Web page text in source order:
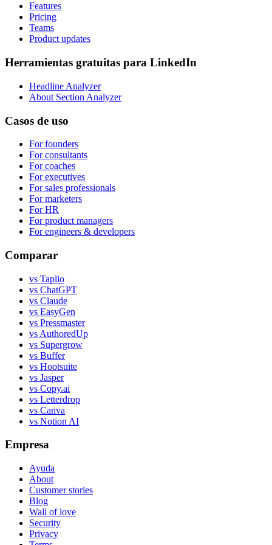
Features
Pricing
Teams
Product updates
Herramientas gratuitas para LinkedIn
Headline Analyzer
About Section Analyzer
Casos de uso
For founders
For consultants
For coaches
For executives
For sales professionals
For marketers
For HR
For product managers
For engineers & developers
Comparar
vs Taplio
vs ChatGPT
vs Claude
vs EasyGen
vs Pressmaster
vs AuthoredUp
vs Supergrow
vs Buffer
vs Hootsuite
vs Jasper
vs Copy.ai
vs Letterdrop
vs Canva
vs Notion AI
Empresa
Ayuda
About
Customer stories
Blog
Wall of love
Security
Privacy